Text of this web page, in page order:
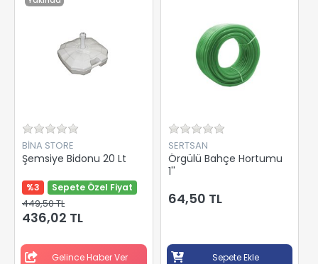
BİNA STORE
Şemsiye Bidonu 20 Lt
%3 Sepete Özel Fiyat
449,50 TL
436,02 TL
Gelince Haber Ver
SERTSAN
Örgülü Bahçe Hortumu
1''
64,50 TL
Sepete Ekle